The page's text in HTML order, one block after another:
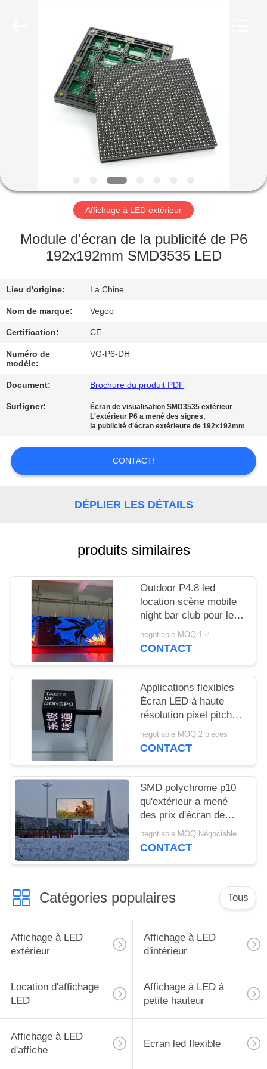
MAISON
VIDÉOS
PROPOS
VISITE
DE
L'USINE
CONTRÔLE
DE
QUALITÉ
CONTACTER
NOUVELLES
DEMANDEZ
DEVIS
PLAN
DU
PRIVACY
POLICY
Affichage à LED extérieur
Module d'écran de la publicité de P6
192x192mm SMD3535 LED
Lieu d'origine: La Chine
Nom de marque: Vegoo
Certification: CE
Numéro de
modèle:
VG-P6-DH
Document: Brochure du produit PDF
Surligner: Écran de visualisation SMD3535 extérieur,
L'extérieur P6 a mené des signes,
la publicité d'écran extérieure de 192x192mm
CONTACT!
DÉPLIER LES DÉTAILS
produits similaires
Outdoor P4.8 led
location scène mobile
night bar club pour le
divertissement
negotiable MOQ:1㎡
CONTACT
Applications flexibles
Écran LED à haute
résolution pixel pitch
2,5 mm pour les lieux
de divertissement
negotiable MOQ:2 pièces
CONTACT
SMD polychrome p10
qu'extérieur a mené
des prix d'écran de
visualisation a mené le
visuel à grand écran
negotiable MOQ:Négociable
CONTACT
Catégories populaires Tous
Affichage à LED
extérieur
Affichage à LED
d'intérieur
Location d'affichage
LED
Affichage à LED à
petite hauteur
Affichage à LED
d'affiche
Ecran led flexible